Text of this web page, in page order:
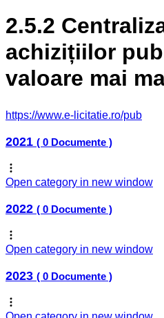
2.5.2
achizițiilor
valoare mai
https://www.e-licitatie.ro/pub
2021 ( 0 Documente )
Open category in new window
2022 ( 0 Documente )
Open category in new window
2023 ( 0 Documente )